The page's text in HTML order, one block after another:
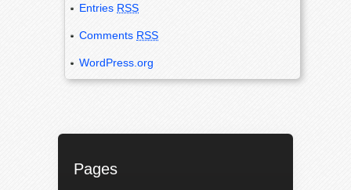
Entries RSS
Comments RSS
WordPress.org
Pages